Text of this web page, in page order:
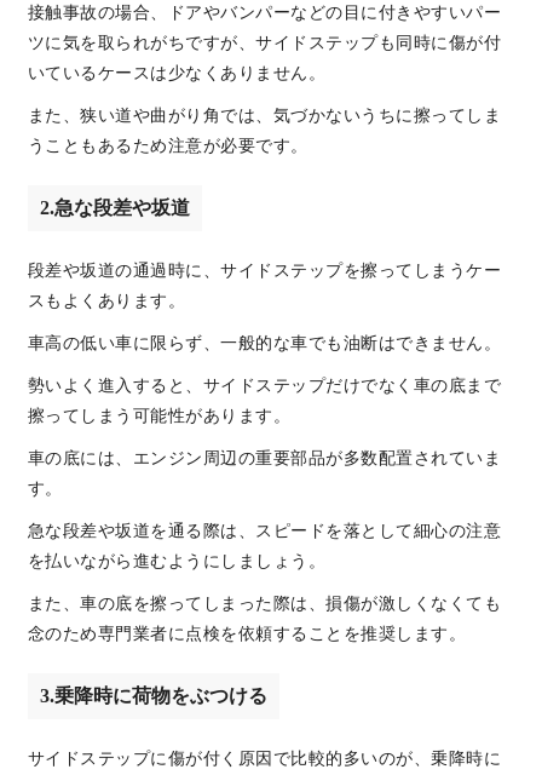
接触事故の場合、ドアやバンパーなどの目に付きやすいパー
ツに気を取られがちですが、サイドステップも同時に傷が付
いているケースは少なくありません。
また、狭い道や曲がり角では、気づかないうちに擦ってしま
うこともあるため注意が必要です。
2.急な段差や坂道
段差や坂道の通過時に、サイドステップを擦ってしまうケー
スもよくあります。
車高の低い車に限らず、一般的な車でも油断はできません。
勢いよく進入すると、サイドステップだけでなく車の底まで
擦ってしまう可能性があります。
車の底には、エンジン周辺の重要部品が多数配置されていま
す。
急な段差や坂道を通る際は、スピードを落として細心の注意
を払いながら進むようにしましょう。
また、車の底を擦ってしまった際は、損傷が激しくなくても
念のため専門業者に点検を依頼することを推奨します。
3.乗降時に荷物をぶつける
サイドステップに傷が付く原因で比較的多いのが、乗降時に